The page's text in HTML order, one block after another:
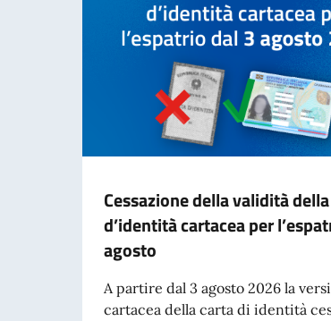
Cessazione della validità
d’identità cartacea per
agosto
A partire dal 3 agosto 2026 la
cartacea della carta di identità